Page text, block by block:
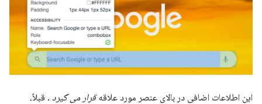
این اطلاعات اضافی در بالای عنصر مورد علاقهقرار می گیرد . قبلاً،